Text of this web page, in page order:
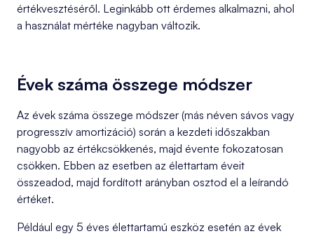
értékvesztéséről. Leginkább ott érdemes alkalmazni, ahol
a használat mértéke nagyban változik.
Évek száma összege módszer
Az évek száma összege módszer (más néven sávos vagy
progresszív amortizáció) során a kezdeti időszakban
nagyobb az értékcsökkenés, majd évente fokozatosan
csökken. Ebben az esetben az élettartam éveit
összeadod, majd fordított arányban osztod el a leírandó
értéket.
Például egy 5 éves élettartamú eszköz esetén az évek